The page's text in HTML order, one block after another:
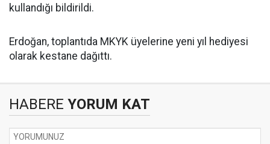
kullandığı bildirildi.
Erdoğan, toplantıda MKYK üyelerine yeni yıl hediyesi
olarak kestane dağıttı.
HABERE YORUM KAT